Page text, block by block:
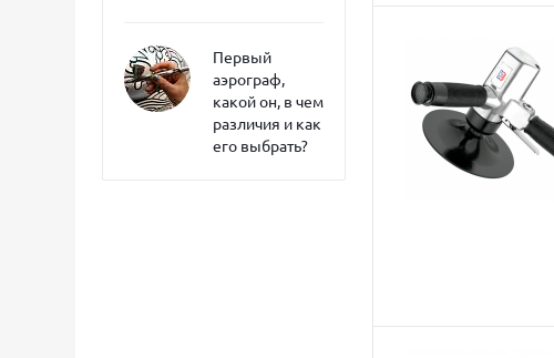
Первый
аэрограф,
какой он, в чем
различия и как
его выбрать?